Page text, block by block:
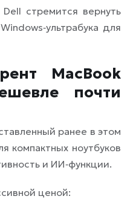
стремится вернуть
для
MacBook
почти
ранее в этом
компактных ноутбуков
и ИИ‑функции.
ценой: